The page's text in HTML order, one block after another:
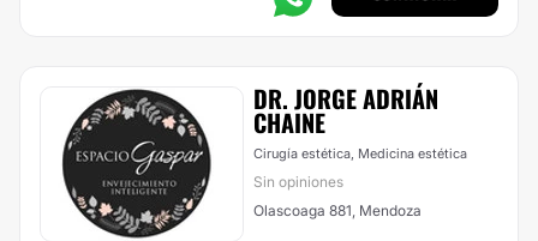
DR. JORGE ADRIÁN
CHAINE
Cirugía estética, Medicina estética
Sin opiniones
Olascoaga 881, Mendoza